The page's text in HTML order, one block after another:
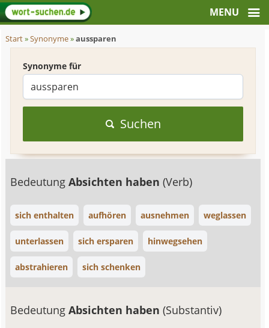
Start»Synonyme»aussparen
Synonyme für
Suchen
BedeutungAbsichten haben(Verb)
sich enthalten aufhören ausnehmen weglassen
unterlassen sich ersparen hinwegsehen
abstrahieren sich schenken
BedeutungAbsichten haben(Substantiv)